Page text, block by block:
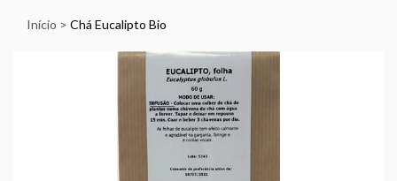
Início Chá Eucalipto Bio